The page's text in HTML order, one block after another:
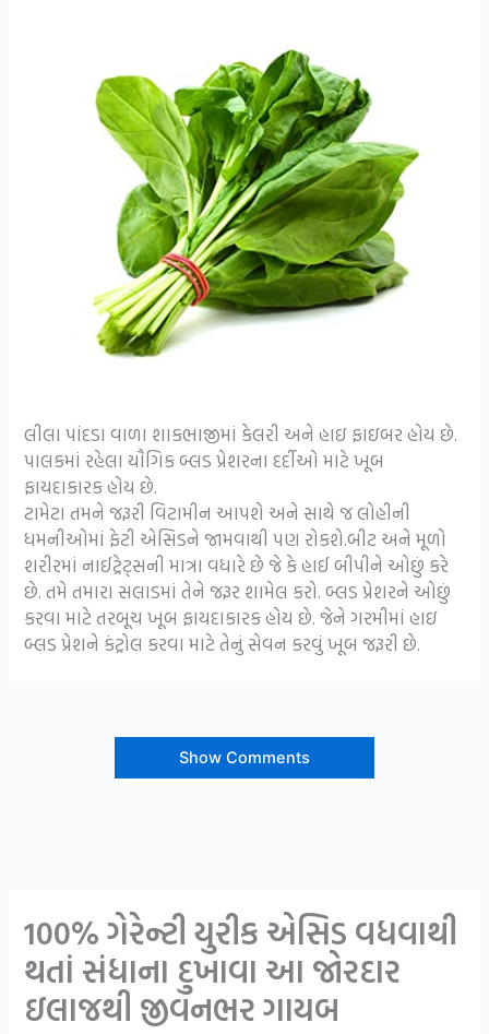
લીલા પાંદડા વાળા શાકભાજીમાં કેલરી અને હાઇ ફાઇબર હોય છે.
પાલકમાં રહેલા યૌગિક બ્લડ પ્રેશરના દર્દીઓ માટે ખૂબ
ફાયદાકારક હોય છે.
ટામેટા તમને જરૂરી વિટામીન આપશે અને સાથે જ લોહીની
ધમનીઓમાં ફેટી એસિડને જામવાથી પણ રોકશે.બીટ અને મૂળો
શરીરમાં નાઈટ્રેટ્સની માત્રા વધારે છે જે કે હાઈ બીપીને ઓછું કરે
છે. તમે તમારા સલાડમાં તેને જરૂર શામેલ કરો. બ્લડ પ્રેશરને ઓછું
કરવા માટે તરબૂચ ખૂબ ફાયદાકારક હોય છે. જેને ગરમીમાં હાઇ
બ્લડ પ્રેશને કંટ્રોલ કરવા માટે તેનું સેવન કરવું ખૂબ જરૂરી છે.
Show Comments
100% ગેરેન્ટી યુરીક એસિડ વધવાથી
થતાં સંધાના દુખાવા આ જોરદાર
ઇલાજથી જીવનભર ગાયબ